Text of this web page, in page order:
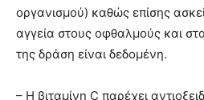
οργανισμού) καθώς επίσης
αγγεία στους οφθαλμούς και
της δράση είναι δεδομένη.
– Η βιταμίνη C παρέχει